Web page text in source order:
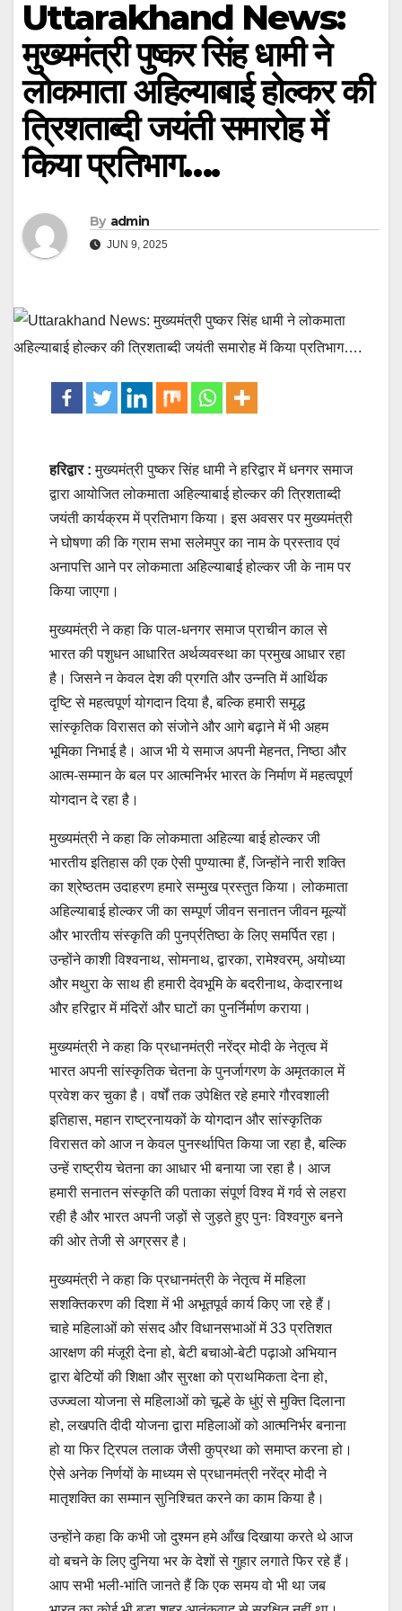
Uttarakhand News:
मुख्यमंत्री पुष्कर सिंह धामी ने
लोकमाता अहिल्याबाई होल्कर की
त्रिशताब्दी जयंती समारोह में
किया प्रतिभाग….
By admin
JUN 9, 2025
हरिद्वार : मुख्यमंत्री पुष्कर सिंह धामी ने हरिद्वार में धनगर समाज
द्वारा आयोजित लोकमाता अहिल्याबाई होल्कर की त्रिशताब्दी
जयंती कार्यक्रम में प्रतिभाग किया। इस अवसर पर मुख्यमंत्री
ने घोषणा की कि ग्राम सभा सलेमपुर का नाम के प्रस्ताव एवं
अनापत्ति आने पर लोकमाता अहिल्याबाई होल्कर जी के नाम पर
किया जाएगा।
मुख्यमंत्री ने कहा कि पाल-धनगर समाज प्राचीन काल से
भारत की पशुधन आधारित अर्थव्यवस्था का प्रमुख आधार रहा
है। जिसने न केवल देश की प्रगति और उन्नति में आर्थिक
दृष्टि से महत्वपूर्ण योगदान दिया है, बल्कि हमारी समृद्ध
सांस्कृतिक विरासत को संजोने और आगे बढ़ाने में भी अहम
भूमिका निभाई है। आज भी ये समाज अपनी मेहनत, निष्ठा और
आत्म-सम्मान के बल पर आत्मनिर्भर भारत के निर्माण में महत्वपूर्ण
योगदान दे रहा है।
मुख्यमंत्री ने कहा कि लोकमाता अहिल्या बाई होल्कर जी
भारतीय इतिहास की एक ऐसी पुण्यात्मा हैं, जिन्होंने नारी शक्ति
का श्रेष्ठतम उदाहरण हमारे सम्मुख प्रस्तुत किया। लोकमाता
अहिल्याबाई होल्कर जी का सम्पूर्ण जीवन सनातन जीवन मूल्यों
और भारतीय संस्कृति की पुनर्प्रतिष्ठा के लिए समर्पित रहा।
उन्होंने काशी विश्वनाथ, सोमनाथ, द्वारका, रामेश्वरम्, अयोध्या
और मथुरा के साथ ही हमारी देवभूमि के बदरीनाथ, केदारनाथ
और हरिद्वार में मंदिरों और घाटों का पुनर्निर्माण कराया।
मुख्यमंत्री ने कहा कि प्रधानमंत्री नरेंद्र मोदी के नेतृत्व में
भारत अपनी सांस्कृतिक चेतना के पुनर्जागरण के अमृतकाल में
प्रवेश कर चुका है। वर्षों तक उपेक्षित रहे हमारे गौरवशाली
इतिहास, महान राष्ट्रनायकों के योगदान और सांस्कृतिक
विरासत को आज न केवल पुनर्स्थापित किया जा रहा है, बल्कि
उन्हें राष्ट्रीय चेतना का आधार भी बनाया जा रहा है। आज
हमारी सनातन संस्कृति की पताका संपूर्ण विश्व में गर्व से लहरा
रही है और भारत अपनी जड़ों से जुड़ते हुए पुनः विश्वगुरु बनने
की ओर तेजी से अग्रसर है।
मुख्यमंत्री ने कहा कि प्रधानमंत्री के नेतृत्व में महिला
सशक्तिकरण की दिशा में भी अभूतपूर्व कार्य किए जा रहे हैं।
चाहे महिलाओं को संसद और विधानसभाओं में 33 प्रतिशत
आरक्षण की मंजूरी देना हो, बेटी बचाओ-बेटी पढ़ाओ अभियान
द्वारा बेटियों की शिक्षा और सुरक्षा को प्राथमिकता देना हो,
उज्ज्वला योजना से महिलाओं को चूल्हे के धुंएं से मुक्ति दिलाना
हो, लखपति दीदी योजना द्वारा महिलाओं को आत्मनिर्भर बनाना
हो या फिर ट्रिपल तलाक जैसी कुप्रथा को समाप्त करना हो।
ऐसे अनेक निर्णयों के माध्यम से प्रधानमंत्री नरेंद्र मोदी ने
मातृशक्ति का सम्मान सुनिश्चित करने का काम किया है।
उन्होंने कहा कि कभी जो दुश्मन हमे आँख दिखाया करते थे आज
वो बचने के लिए दुनिया भर के देशों से गुहार लगाते फिर रहे हैं।
आप सभी भली-भांति जानते हैं कि एक समय वो भी था जब